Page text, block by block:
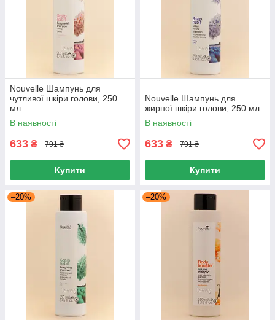
Nouvelle Шампунь для
чутливої шкіри голови, 250
мл
В наявності
633 ₴ 791 ₴
Купити
Nouvelle Шампунь для
жирної шкіри голови, 250 мл
В наявності
633 ₴ 791 ₴
Купити
–20% –20%